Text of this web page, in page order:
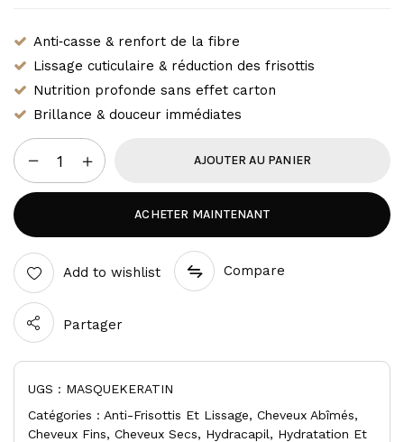
Anti‑casse & renfort de la fibre
Lissage cuticulaire & réduction des frisottis
Nutrition profonde sans effet carton
Brillance & douceur immédiates
AJOUTER AU PANIER
ACHETER MAINTENANT
Add to wishlist Compare
Partager
UGS : MASQUEKERATIN
Catégories : Anti-Frisottis Et Lissage, Cheveux Abîmés,
Cheveux Fins, Cheveux Secs, Hydracapil, Hydratation Et